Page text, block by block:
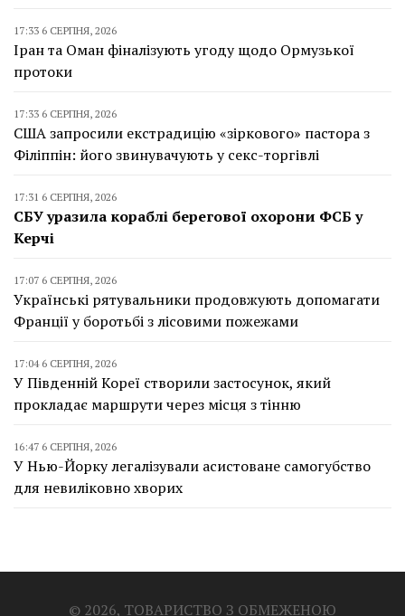
17:33 6 СЕРПНЯ, 2026
Іран та Оман фіналізують угоду щодо Ормузької
протоки
17:33 6 СЕРПНЯ, 2026
США запросили екстрадицію «зіркового» пастора з
Філіппін: його звинувачують у секс-торгівлі
17:31 6 СЕРПНЯ, 2026
СБУ уразила кораблі берегової охорони ФСБ у
Керчі
17:07 6 СЕРПНЯ, 2026
Українські рятувальники продовжують допомагати
Франції у боротьбі з лісовими пожежами
17:04 6 СЕРПНЯ, 2026
У Південній Кореї створили застосунок, який
прокладає маршрути через місця з тінню
16:47 6 СЕРПНЯ, 2026
У Нью-Йорку легалізували асистоване самогубство
для невиліковно хворих
© 2026, ТОВАРИСТВО З ОБМЕЖЕНОЮ